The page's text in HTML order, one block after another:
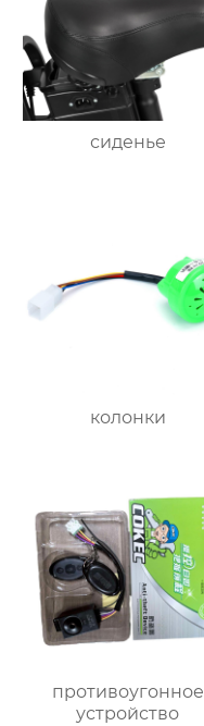
сиденье
колонки
противоугонное
устройство